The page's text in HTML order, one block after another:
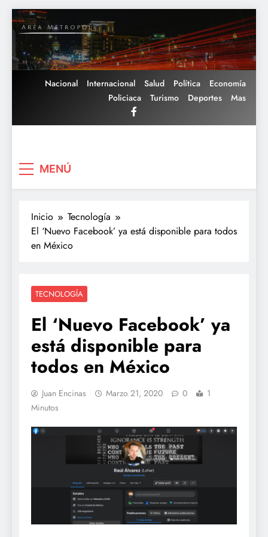
Saltar
al
contenido
Nacional Internacional Salud Política
Economía
Policiaca
Turismo Deportes Mas
MENÚ
Inicio
Tecnología
El ‘Nuevo Facebook’ ya está disponible para todos
en México
TECNOLOGÍA
El ‘Nuevo Facebook’ ya
está disponible para
todos en México
Juan Encinas Marzo 21, 2020 0
1
Minutos